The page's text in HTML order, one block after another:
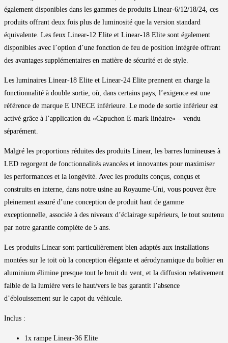
également disponibles dans les gammes de produits Linear-6/12/18/24, ces
produits offrant deux fois plus de luminosité que la version standard
équivalente. Les feux Linear-12 Elite et Linear-18 Elite sont également
disponibles avec l’option d’une fonction de feu de position intégrée offrant
des avantages supplémentaires en matière de sécurité et de style.
Les luminaires Linear-18 Elite et Linear-24 Elite prennent en charge la
fonctionnalité à double sortie, où, dans certains pays, l’exigence est une
référence de marque E UNECE inférieure. Le mode de sortie inférieur est
activé grâce à l’application du «Capuchon E-mark linéaire» – vendu
séparément.
Malgré les proportions réduites des produits Linear, les barres lumineuses à
LED regorgent de fonctionnalités avancées et innovantes pour maximiser
les performances et la longévité. Avec les produits conçus, conçus et
construits en interne, dans notre usine au Royaume-Uni, vous pouvez être
pleinement assuré d’une conception de produit haut de gamme
exceptionnelle, associée à des niveaux d’éclairage supérieurs, le tout soutenu
par notre garantie complète de 5 ans.
Les produits Linear sont particulièrement bien adaptés aux installations
montées sur le toit où la conception élégante et aérodynamique du boîtier en
aluminium élimine presque tout le bruit du vent, et la diffusion relativement
faible de la lumière vers le haut/vers le bas garantit l’absence
d’éblouissement sur le capot du véhicule.
Inclus :
1x rampe Linear-36 Elite